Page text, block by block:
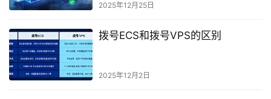
2025年12月25日
拨号ECS和拨号VPS的区别
2025年12月2日